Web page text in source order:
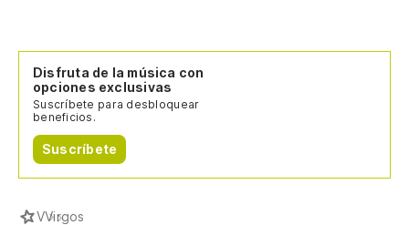
Disfruta de la música con
opciones exclusivas
Suscríbete para desbloquear
beneficios.
Suscríbete
VVirgos